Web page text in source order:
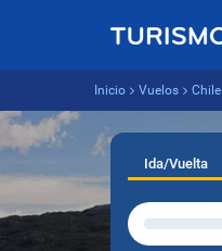
Inicio Vuelos Chile
Ida/Vuelta